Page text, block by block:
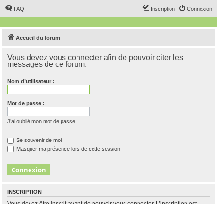
FAQ Connexion
Inscription
Accueil du forum
Vous devez vous connecter afin de pouvoir citer les
messages de ce forum.
Nom d’utilisateur :
Mot de passe :
J’ai oublié mon mot de passe
Se souvenir de moi
Masquer ma présence lors de cette session
INSCRIPTION